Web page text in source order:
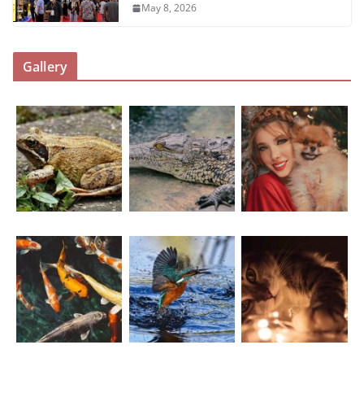
May 8, 2026
Gallery